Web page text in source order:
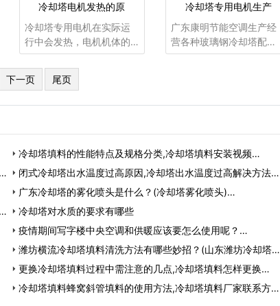
冷却塔电机发热的原
冷却塔专用电机在实际运
行中会发热，电机机体的
发热温度约为40℃，电流
则相对稳定;一些用户在使
用过程中会出现冷却塔电
冷却塔专用电机生产
广东康明节能空调生产经
营各种玻璃钢冷却塔配
件，冷却塔填料，冷却塔
型以下的冷却塔风机与
下一页 尾页
冷却塔填料的性能特点及规格分类,冷却塔填料安装视频…
闭式冷却塔出水温度过高原因,冷却塔出水温度过高解决方法…
广东冷却塔的雾化喷头是什么？(冷却塔雾化喷头)…
冷却塔对水质的要求有哪些
疫情期间写字楼中央空调和供暖应该要怎么使用呢？…
潍坊横流冷却塔填料清洗方法有哪些妙招？(山东潍坊冷却塔厂
家…更换冷却塔填料过程中需注意的几点,冷却塔填料怎样更换…
冷却塔填料蜂窝斜管填料的使用方法,冷却塔填料厂家联系方